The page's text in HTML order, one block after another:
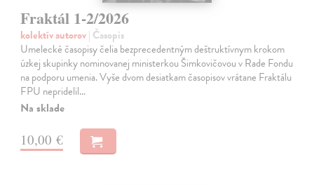
Fraktál 1-2/2026
kolektív autorov| Časopis
Umelecké časopisy čelia bezprecedentným deštruktívnym krokom
úzkej skupinky nominovanej ministerkou Šimkovičovou v Rade Fondu
na podporu umenia. Vyše dvom desiatkam časopisov vrátane Fraktálu
FPU nepridelil…
Na sklade
10,00 €